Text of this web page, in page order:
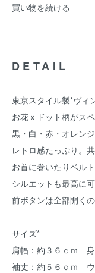
買い物を続ける
DETAIL
東京スタイル製*ヴィ
お花ｘドット柄がス
黒・白・赤・オレン
レトロ感たっぷり。
お首に巻いたりベル
シルエットも最高に可
前ボタンは全部開く
サイズ*
肩幅：約３６ｃｍ
袖丈：約５６ｃｍ